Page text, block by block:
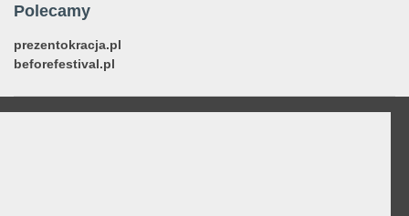
Polecamy
prezentokracja.pl
beforefestival.pl